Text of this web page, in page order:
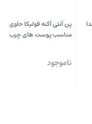
آکنه فولیکا حاوی گوگرد
پوست های چرب و آکنه دار